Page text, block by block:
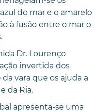
do mar e o amarelo
à fusão entre o mar o
Dr. Lourenço
invertida dos
vara que os ajuda a
da Ria.
apresenta-se uma